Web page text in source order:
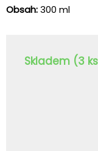
Obsah:300 ml
Skladem (3